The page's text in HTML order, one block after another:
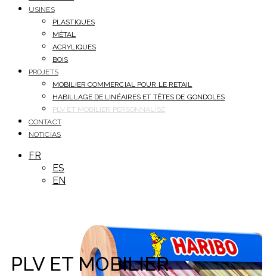
USINES
PLASTIQUES
MÉTAL
ACRYLIQUES
BOIS
PROJETS
MOBILIER COMMERCIAL POUR LE RETAIL
HABILLAGE DE LINÉAIRES ET TÊTES DE GONDOLES
PLV ET MOBILIER PERSONNALISÉ
CONTACT
NOTICIAS
FR
ES
EN
PLV ET MOBILIER